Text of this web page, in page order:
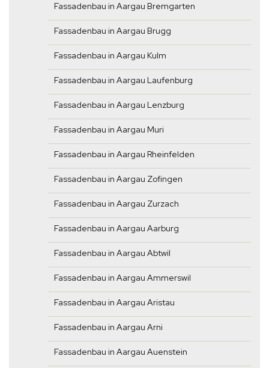
Fassadenbau in Aargau Bremgarten
Fassadenbau in Aargau Brugg
Fassadenbau in Aargau Kulm
Fassadenbau in Aargau Laufenburg
Fassadenbau in Aargau Lenzburg
Fassadenbau in Aargau Muri
Fassadenbau in Aargau Rheinfelden
Fassadenbau in Aargau Zofingen
Fassadenbau in Aargau Zurzach
Fassadenbau in Aargau Aarburg
Fassadenbau in Aargau Abtwil
Fassadenbau in Aargau Ammerswil
Fassadenbau in Aargau Aristau
Fassadenbau in Aargau Arni
Fassadenbau in Aargau Auenstein